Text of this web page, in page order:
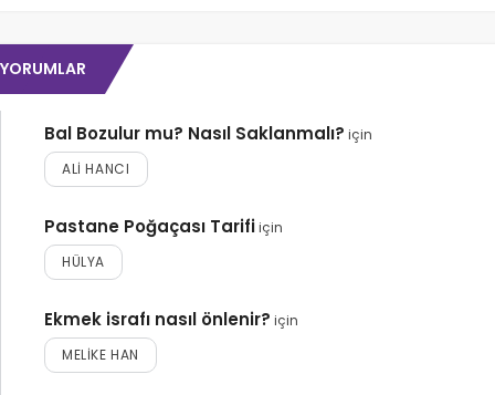
YORUMLAR
Bal Bozulur mu? Nasıl Saklanmalı? için
ALI HANCI
Pastane Poğaçası Tarifiiçin
HÜLYA
Ekmek israfı nasıl önlenir? için
MELIKE HAN